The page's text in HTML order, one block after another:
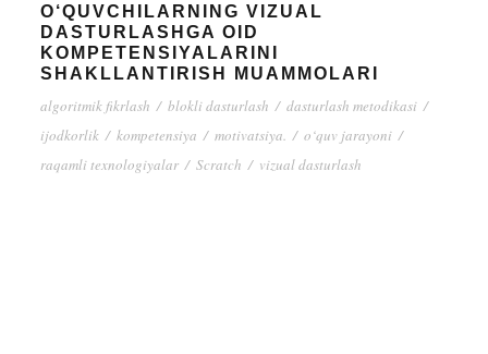
O‘QUVCHILARNING VIZUAL
DASTURLASHGA OID
KOMPETENSIYALARINI
SHAKLLANTIRISH MUAMMOLARI
algoritmik fikrlash / blokli dasturlash / dasturlash metodikasi /
ijodkorlik / kompetensiya / motivatsiya. / o‘quv jarayoni /
raqamli texnologiyalar / Scratch / vizual dasturlash